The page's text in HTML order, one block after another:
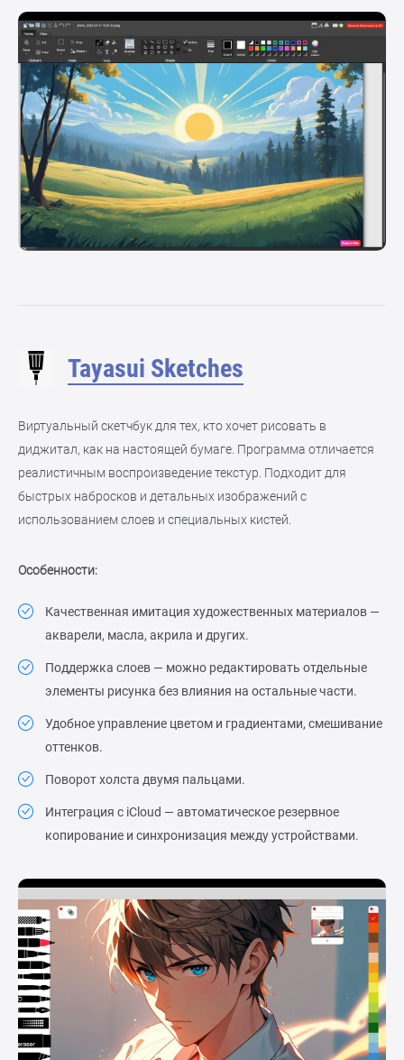
Tayasui Sketches
Виртуальный скетчбук для тех, кто хочет рисовать в
диджитал, как на настоящей бумаге. Программа отличается
реалистичным воспроизведение текстур. Подходит для
быстрых набросков и детальных изображений с
использованием слоев и специальных кистей.
Особенности:
Качественная имитация художественных материалов —
акварели, масла, акрила и других.
Поддержка слоев — можно редактировать отдельные
элементы рисунка без влияния на остальные части.
Удобное управление цветом и градиентами, смешивание
оттенков.
Поворот холста двумя пальцами.
Интеграция с iCloud — автоматическое резервное
копирование и синхронизация между устройствами.